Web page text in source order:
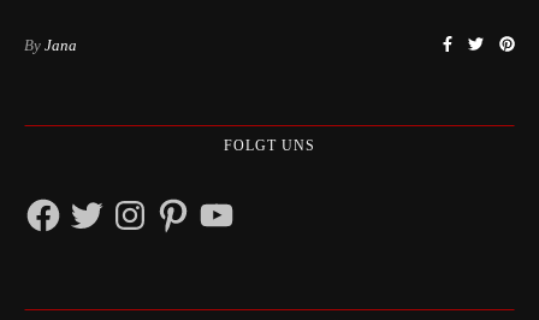
By Jana
FOLGT UNS
FacebookTwitterInstagramPinterestYouTube